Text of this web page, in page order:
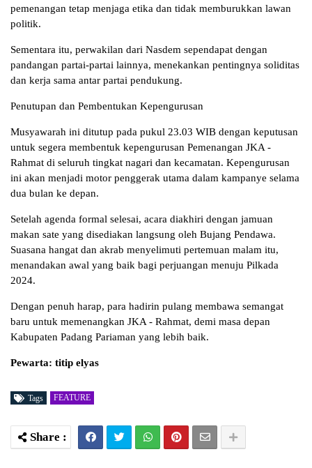
pemenangan tetap menjaga etika dan tidak memburukkan lawan
politik.
Sementara itu, perwakilan dari Nasdem sependapat dengan
pandangan partai-partai lainnya, menekankan pentingnya soliditas
dan kerja sama antar partai pendukung.
Penutupan dan Pembentukan Kepengurusan
Musyawarah ini ditutup pada pukul 23.03 WIB dengan keputusan
untuk segera membentuk kepengurusan Pemenangan JKA -
Rahmat di seluruh tingkat nagari dan kecamatan. Kepengurusan
ini akan menjadi motor penggerak utama dalam kampanye selama
dua bulan ke depan.
Setelah agenda formal selesai, acara diakhiri dengan jamuan
makan sate yang disediakan langsung oleh Bujang Pendawa.
Suasana hangat dan akrab menyelimuti pertemuan malam itu,
menandakan awal yang baik bagi perjuangan menuju Pilkada
2024.
Dengan penuh harap, para hadirin pulang membawa semangat
baru untuk memenangkan JKA - Rahmat, demi masa depan
Kabupaten Padang Pariaman yang lebih baik.
Pewarta: titip elyas
Tags FEATURE